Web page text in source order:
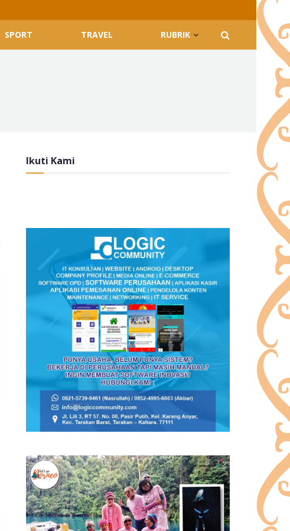
SPORT TRAVEL RUBRIK
Ikuti Kami